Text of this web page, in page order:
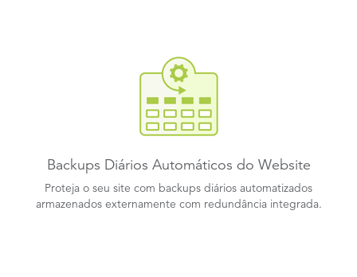
Backups Diários Automáticos do Website
Proteja o seu site com backups diários automatizados
armazenados externamente com redundância integrada.